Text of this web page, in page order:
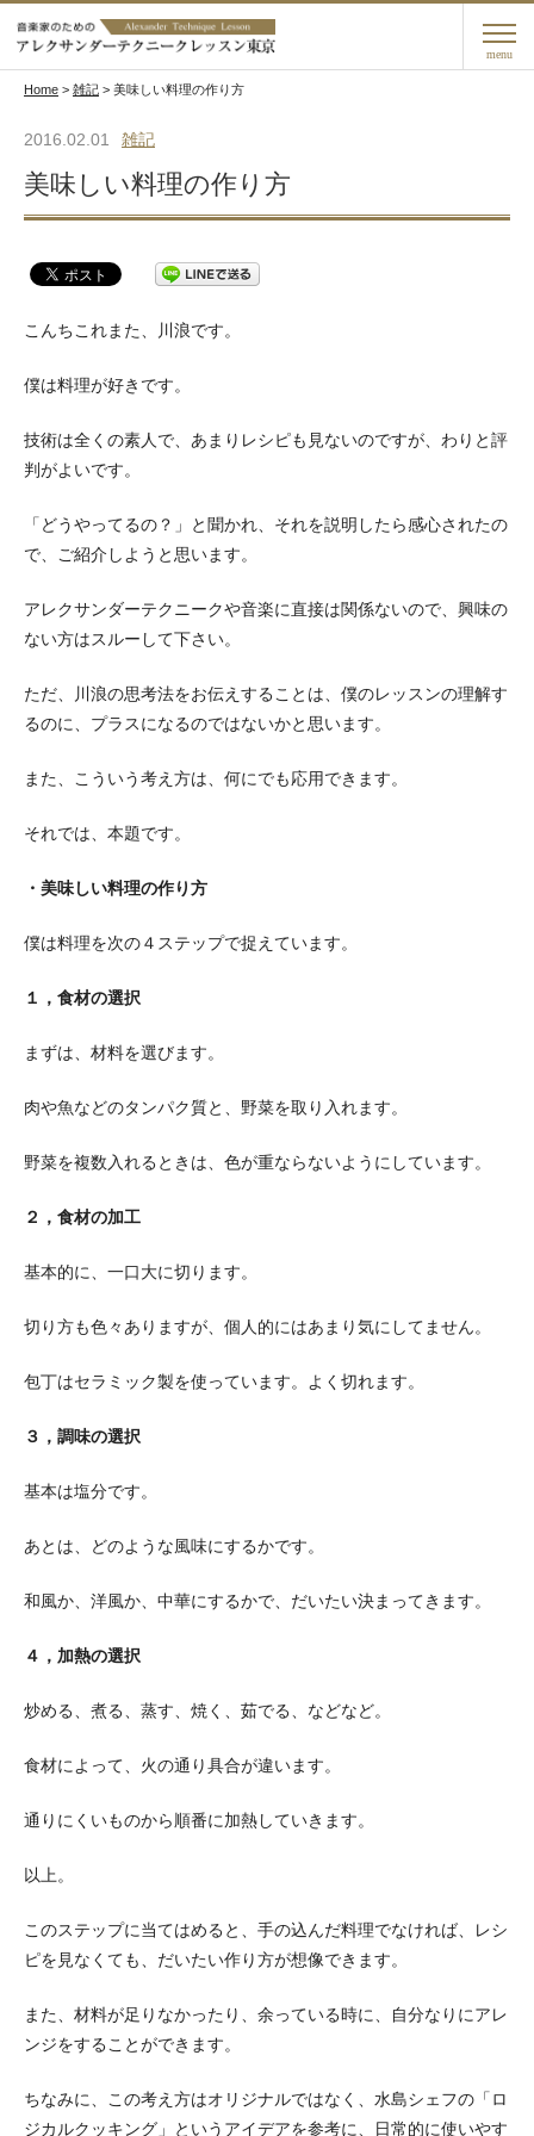
menu
Home > 雑記 > 美味しい料理の作り方
2016.02.01 雑記
美味しい料理の作り方
こんちこれまた、川浪です。
僕は料理が好きです。
技術は全くの素人で、あまりレシピも見ないのですが、わりと評
判がよいです。
「どうやってるの？」と聞かれ、それを説明したら感心されたの
で、ご紹介しようと思います。
アレクサンダーテクニークや音楽に直接は関係ないので、興味の
ない方はスルーして下さい。
ただ、川浪の思考法をお伝えすることは、僕のレッスンの理解す
るのに、プラスになるのではないかと思います。
また、こういう考え方は、何にでも応用できます。
それでは、本題です。
・美味しい料理の作り方
僕は料理を次の４ステップで捉えています。
１，食材の選択
まずは、材料を選びます。
肉や魚などのタンパク質と、野菜を取り入れます。
野菜を複数入れるときは、色が重ならないようにしています。
２，食材の加工
基本的に、一口大に切ります。
切り方も色々ありますが、個人的にはあまり気にしてません。
包丁はセラミック製を使っています。よく切れます。
３，調味の選択
基本は塩分です。
あとは、どのような風味にするかです。
和風か、洋風か、中華にするかで、だいたい決まってきます。
４，加熱の選択
炒める、煮る、蒸す、焼く、茹でる、などなど。
食材によって、火の通り具合が違います。
通りにくいものから順番に加熱していきます。
以上。
このステップに当てはめると、手の込んだ料理でなければ、レシ
ピを見なくても、だいたい作り方が想像できます。
また、材料が足りなかったり、余っている時に、自分なりにアレ
ンジをすることができます。
ちなみに、この考え方はオリジナルではなく、水島シェフの「ロ
ジカルクッキング」というアイデアを参考に、日常的に使いやす